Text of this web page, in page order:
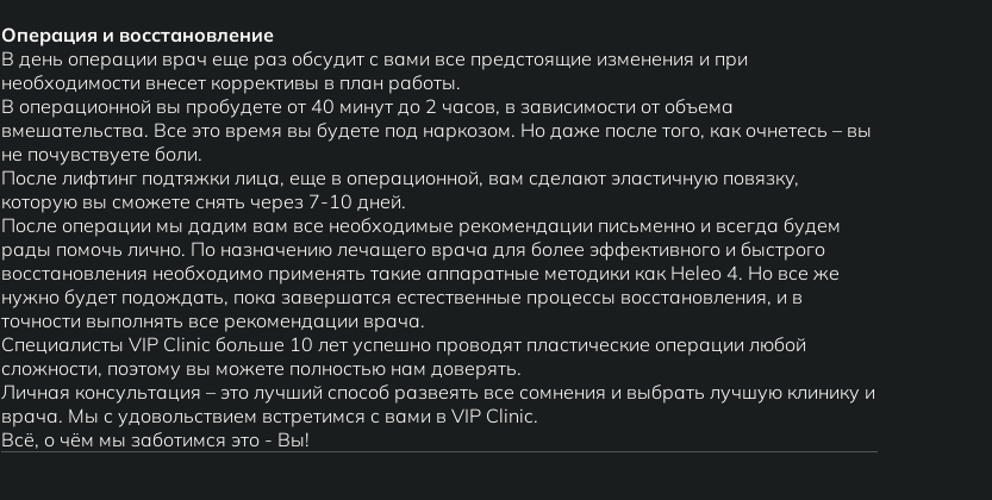
Операция и восстановление
В день операции врач еще раз обсудит с вами все предстоящие изменения и при
необходимости внесет коррективы в план работы.
В операционной вы пробудете от 40 минут до 2 часов, в зависимости от объема
вмешательства. Все это время вы будете под наркозом. Но даже после того, как очнетесь – вы
не почувствуете боли.
После лифтинг подтяжки лица, еще в операционной, вам сделают эластичную повязку,
которую вы сможете снять через 7-10 дней.
После операции мы дадим вам все необходимые рекомендации письменно и всегда будем
рады помочь лично. По назначению лечащего врача для более эффективного и быстрого
восстановления необходимо применять такие аппаратные методики как Heleo 4. Но все же
нужно будет подождать, пока завершатся естественные процессы восстановления, и в
точности выполнять все рекомендации врача.
Специалисты VIP Clinic больше 10 лет успешно проводят пластические операции любой
сложности, поэтому вы можете полностью нам доверять.
Личная консультация – это лучший способ развеять все сомнения и выбрать лучшую клинику и
врача. Мы с удовольствием встретимся с вами в VIP Clinic.
Всё, о чём мы заботимся это - Вы!